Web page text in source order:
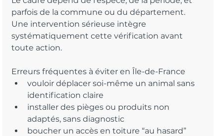
parfois de la commune ou du département.
Une intervention sérieuse intègre
systématiquement cette vérification avant
toute action.
Erreurs fréquentes à éviter en Île-de-France
vouloir déplacer soi-même un animal sans
identification claire
installer des pièges ou produits non
adaptés, sans diagnostic
boucher un accès en toiture “au hasard”